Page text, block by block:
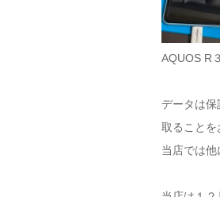
AQUOS R
データは保
取ることを
当店では